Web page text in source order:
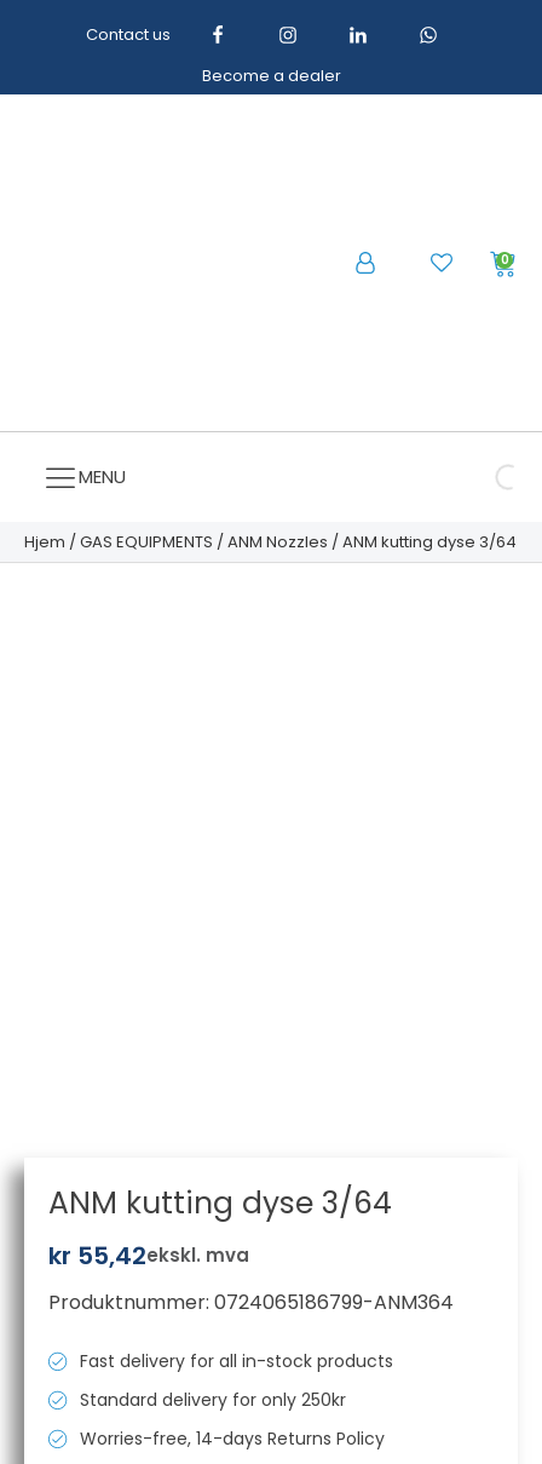
Contact us
Become a dealer
0
MENU
Hjem /GAS EQUIPMENTS /ANM Nozzles / ANM kutting dyse 3/64
ANM kutting dyse 3/64
kr 55,42ekskl. mva
Produktnummer: 0724065186799-ANM364
Fast delivery for all in-stock products
Standard delivery for only 250kr
Worries-free, 14-days Returns Policy